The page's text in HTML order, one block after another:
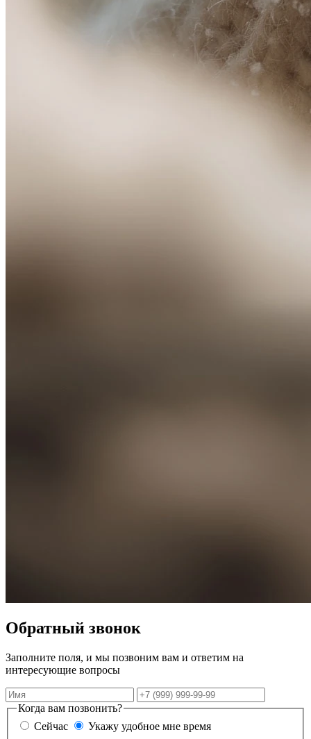
Обратный звонок
Заполните поля, и мы позвоним вам и ответим на
интересующие вопросы
Имя
Телефон
Когда вам позвонить?
Сейчас
Укажу удобное мне время